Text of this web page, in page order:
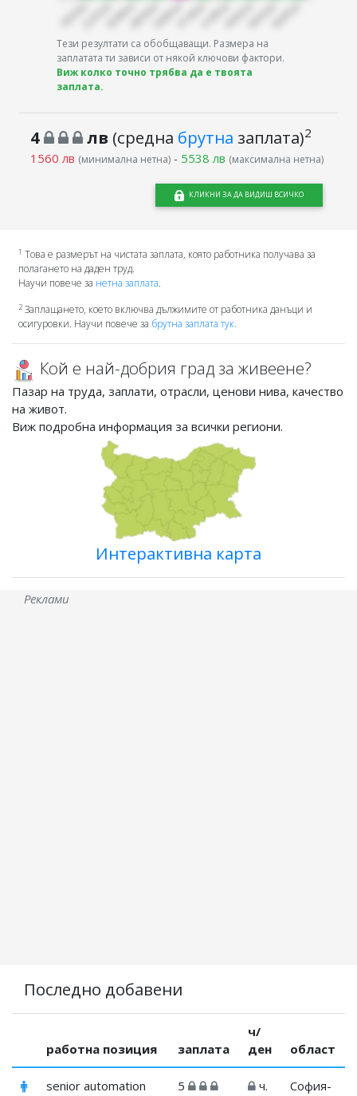
Тези резултати са обобщаващи. Размера на
заплатата ти зависи от някой ключови фактори.
Виж колко точно трябва да е твоята
заплата.
4 лв (средна брутна заплата)2
1560 лв (минимална нетна)- 5538 лв (максимална нетна)
КЛИКНИ ЗА ДА ВИДИШ ВСИЧКО
1 Това е размерът на чистата заплата, която работника получава за
полагането на даден труд.
Научи повече за нетна заплата.
2Заплащането, което включва дължимите от работника данъци и
осигуровки. Научи повече за брутна заплата тук.
Кой е най-добрия град за живеене?
Пазар на труда, заплати, отрасли, ценови нива, качество
на живот.
Виж подробна информация за всички региони.
Интерактивна карта
Реклами
Последно добавени
работна позиция заплата
ч/
ден
област
senior automation
5
ч.
София-